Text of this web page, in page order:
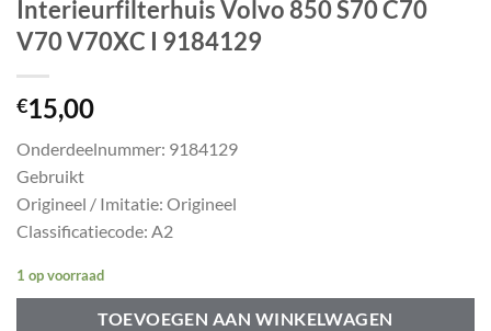
Interieurfilterhuis Volvo 850 S70 C70
V70 V70XC I 9184129
€15,00
Onderdeelnummer: 9184129
Gebruikt
Origineel / Imitatie: Origineel
Classificatiecode: A2
1 op voorraad
TOEVOEGEN AAN WINKELWAGEN